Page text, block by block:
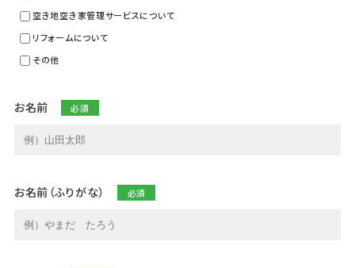
空き地空き家管理サービスについて
リフォームについて
その他
お名前
お名前（ふりがな）